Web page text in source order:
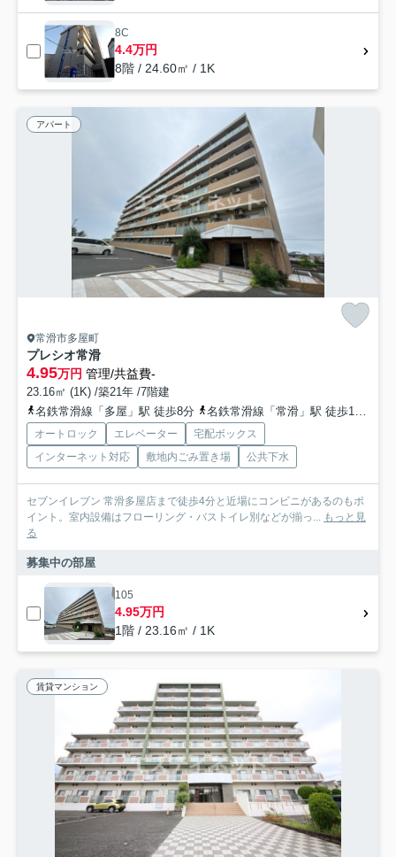
8C
4.4万円
8階 / 24.60㎡ / 1K
アパート
常滑市多屋町
プレシオ常滑
4.95万円 管理/共益費-
23.16㎡ (1K) /築21年 /7階建
名鉄常滑線「多屋」駅 徒歩8分
名鉄常滑線「常滑」駅 徒歩14分
オートロック エレベーター
宅配ボックス
インターネット対応
敷地内ごみ置き場 公共下水
セブンイレブン 常滑多屋店まで徒歩4分と近場にコンビニがあるのもポ
イント。室内設備はフローリング・バストイレ別などが揃っ... もっと見
る
募集中の部屋
105
4.95万円
1階 / 23.16㎡ / 1K
賃貸マンション